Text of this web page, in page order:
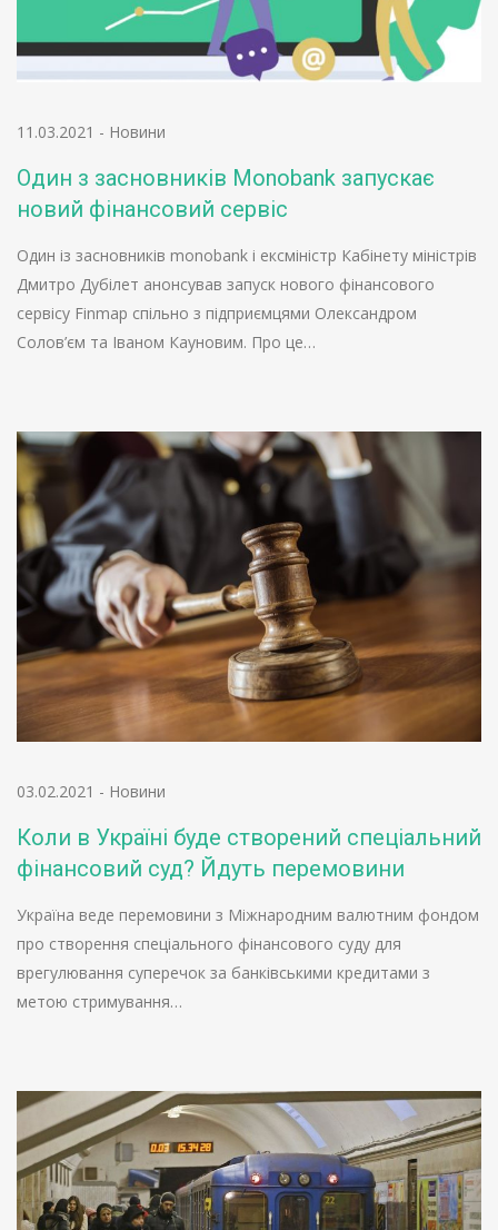
11.03.2021 - Новини
Один з засновників Monobank запускає
новий фінансовий сервіс
Один із засновників monobank і ексміністр Кабінету міністрів
Дмитро Дубілет анонсував запуск нового фінансового
сервісу Finmap спільно з підприємцями Олександром
Солов’єм та Іваном Кауновим. Про це…
03.02.2021 - Новини
Коли в Україні буде створений спеціальний
фінансовий суд? Йдуть перемовини
Україна веде перемовини з Міжнародним валютним фондом
про створення спеціального фінансового суду для
врегулювання суперечок за банківськими кредитами з
метою стримування…